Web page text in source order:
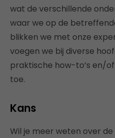
wat de verschillende
waar we op de
blikken we met onze
voegen we bij diverse
praktische how-to’s en/
toe.
Kans
Wil je meer weten over